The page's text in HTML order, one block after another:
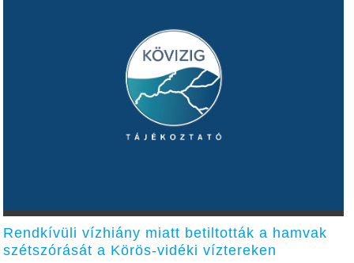
Rendkívüli vízhiány miatt betiltották a hamvak
szétszórását a Körös-vidéki víztereken